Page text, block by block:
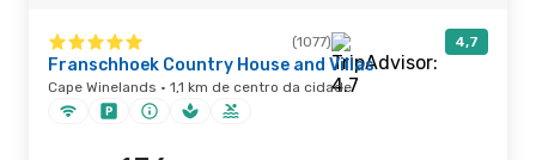
(1077) 4,7
Franschhoek Country House and Villas
Cape Winelands · 1,1 km de centro da cidade